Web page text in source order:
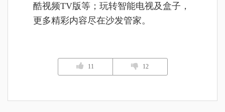
酷视频TV版等；玩转智能电视及盒子，
更多精彩内容尽在沙发管家。
11 12